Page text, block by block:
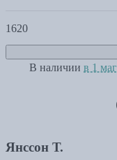
1620
В наличии в 1
Янссон Т.